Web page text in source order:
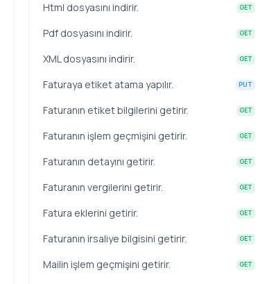
Html dosyasını indirir. GET
Pdf dosyasını indirir. GET
XML dosyasını indirir. GET
Faturaya etiket atama yapılır. PUT
Faturanın etiket bilgilerini getirir. GET
Faturanın işlem geçmişini getirir. GET
Faturanın detayını getirir. GET
Faturanın vergilerini getirir. GET
Fatura eklerini getirir. GET
Faturanın irsaliye bilgisini getirir. GET
Mailin işlem geçmişini getirir. GET